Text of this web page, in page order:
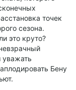
точек
сезона.
это круто?
Бену